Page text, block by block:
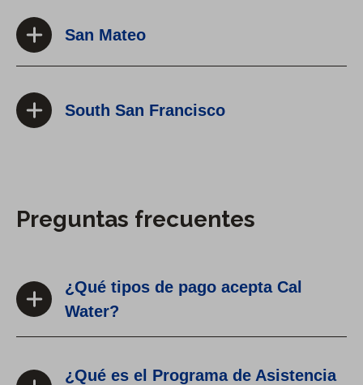
San Mateo
South San Francisco
Preguntas frecuentes
¿Qué tipos de pago acepta Cal
Water?
¿Qué es el Programa de Asistencia